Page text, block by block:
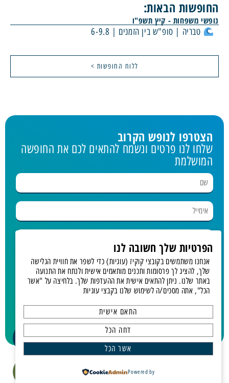
החופשות הבאות:
נופשי משפחות - קיץ תשפ"ו
טבריה | סופ"ש בין הזמנים | 6-9.8
ללוח החופשות >
הצטרפו לנופש הקרוב
שלחו לנו פרטים ונשמח להתאים לכם את החופשה
המושלמת
בחר נופש
מאשר.ת קבלת דיוור
תחזרו אלי!
כל הזכויות שמורות לגלים תיירות ונופש | © פיתוח ועיצוב GALAXY
הפרטיות שלך חשובה לנו
אנחנו משתמשים בקובצי קוקיז (עוגיות) כדי לשפר את חוויית הגלישה
שלך, להציג לך פרסומות ותכנים מותאמים אישית ולנתח את התנועה
באתר שלנו. ניתן להתאים אישית את ההעדפות שלך. בלחיצה על "אשר
הכל", אתה מסכים/ה לשימוש שלנו בקבצי עוגיות
התאם אישית
דחה הכל
אשר הכל
Powered by